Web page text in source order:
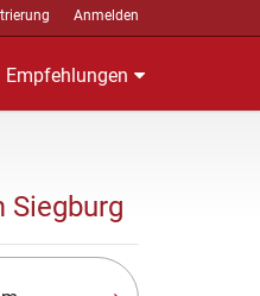
Anmelden
Empfehlungen
Siegburg